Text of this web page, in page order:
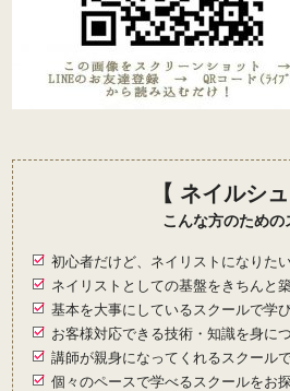
【 ネイルシ
こんな方のため
初心者だけど、ネイリストになりたい
ネイリストとしての基盤をきちんと
基本を大事にしているスクールで学
お客様対応できる技術・知識を身に
講師が親身になってくれるスクール
個々のペースで学べるスクールをお